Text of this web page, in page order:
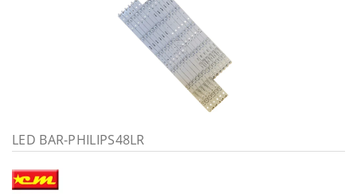
Poslovna
oprema,računari
Strujni
LED BAR-PHILIPS48LR